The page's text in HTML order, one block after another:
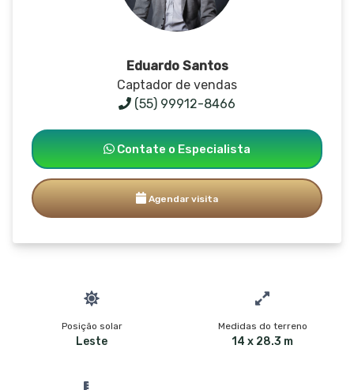
Eduardo Santos
Captador de vendas
(55) 99912-8466
Contate o Especialista
Agendar visita
Posição solar
Leste
Medidas do terreno
14 x 28.3 m